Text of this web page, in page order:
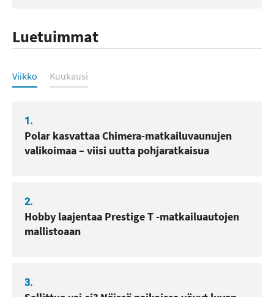
Luetuimmat
Luetuimmat
Viikko Kuukausi
1.
Polar kasvattaa Chimera-matkailuvaunujen
valikoimaa – viisi uutta pohjaratkaisua
2.
Hobby laajentaa Prestige T -matkailuautojen
mallistoaan
3.